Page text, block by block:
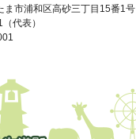
ま市浦和区高砂三丁目15番1号
代表）